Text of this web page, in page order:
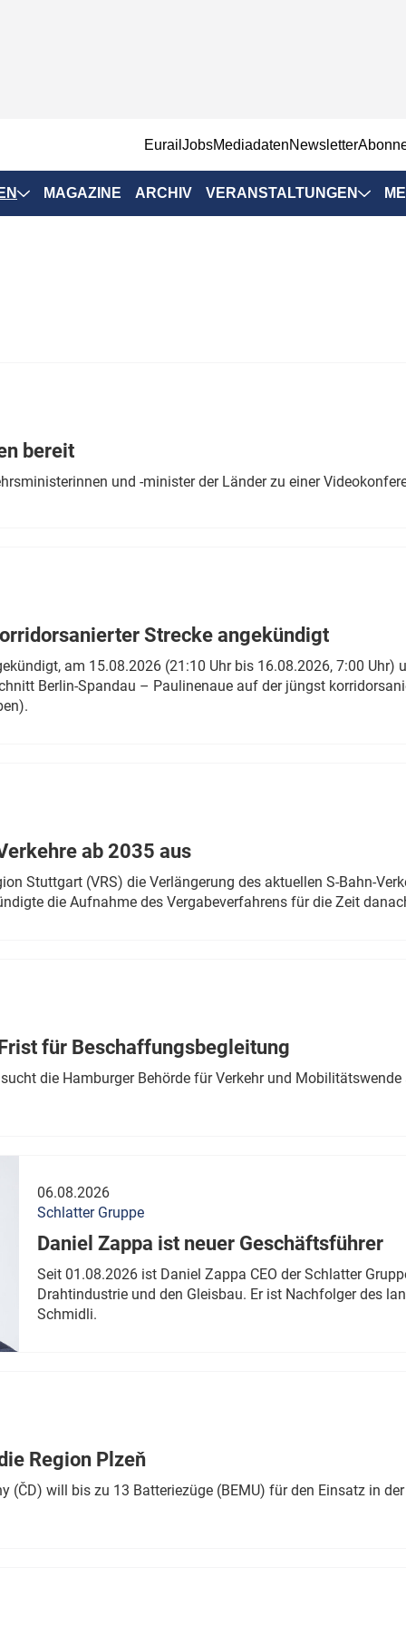
EurailJobsMediadatenNewsletter
MAGAZINE ARCHIV VERANSTALTUNGEN
bereit
und -minister der Länder zu einer
Strecke angekündigt
am 15.08.2026 (21:10 Uhr bis 16.08.2026, 7:00 Uhr)
Berlin-Spandau – Paulinenaue auf der jüngst
ab 2035 aus
Stuttgart (VRS) die Verlängerung des aktuellen S-Bahn-
die Aufnahme des Vergabeverfahrens für die Zeit
für Beschaffungsbegleitung
die Hamburger Behörde für Verkehr und
06.08.2026
Schlatter Gruppe
Daniel Zappa ist neuer Geschäftsführer
Seit 01.08.2026 ist Daniel Zappa CEO der Schlatter
Drahtindustrie und den Gleisbau. Er ist Nachfolger des
Schmidli.
Region Plzeň
(ČD) will bis zu 13 Batteriezüge (BEMU) für den Einsatz in